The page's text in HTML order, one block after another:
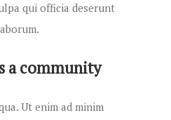
qui officia deserunt
a community
Ut enim ad minim